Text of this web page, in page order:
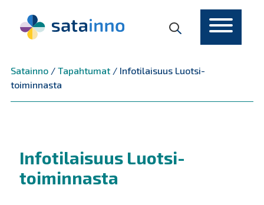
Satainno/ Tapahtumat/ Infotilaisuus Luotsi-
toiminnasta
Infotilaisuus Luotsi-
toiminnasta